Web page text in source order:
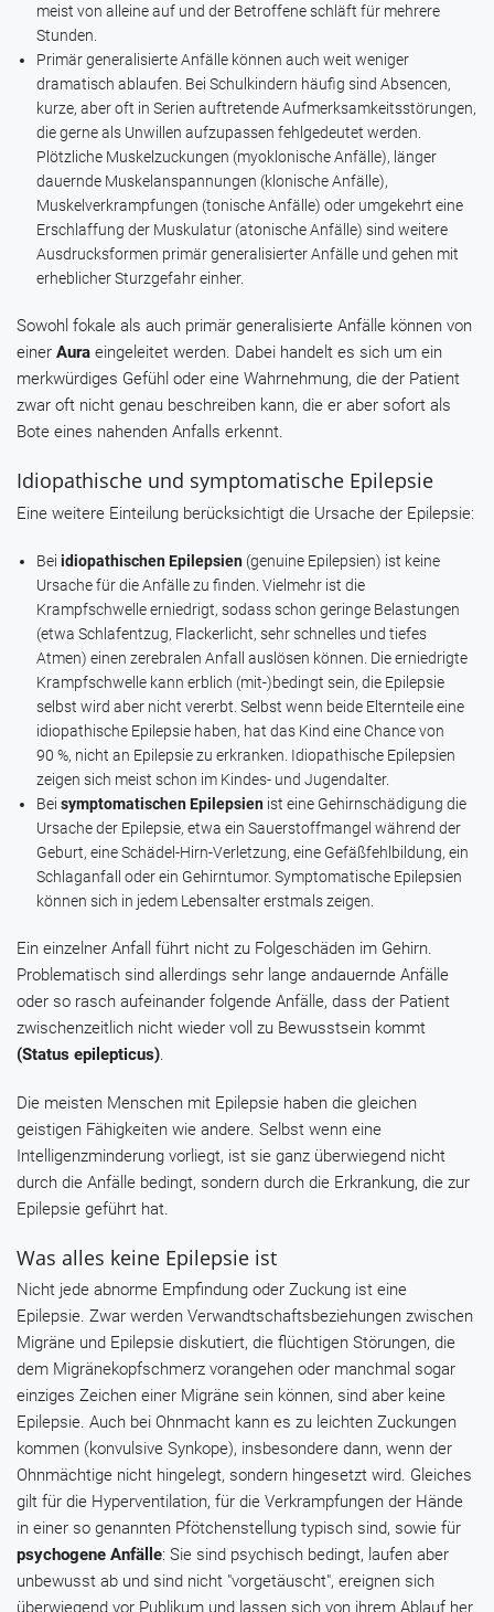
meist von alleine auf und der Betroffene schläft für mehrere
Stunden.
Primär generalisierte Anfälle können auch weit weniger
dramatisch ablaufen. Bei Schulkindern häufig sind Absencen,
kurze, aber oft in Serien auftretende Aufmerksamkeitsstörungen,
die gerne als Unwillen aufzupassen fehlgedeutet werden.
Plötzliche Muskelzuckungen (myoklonische Anfälle), länger
dauernde Muskelanspannungen (klonische Anfälle),
Muskelverkrampfungen (tonische Anfälle) oder umgekehrt eine
Erschlaffung der Muskulatur (atonische Anfälle) sind weitere
Ausdrucksformen primär generalisierter Anfälle und gehen mit
erheblicher Sturzgefahr einher.
Sowohl fokale als auch primär generalisierte Anfälle können von
einer Aura eingeleitet werden. Dabei handelt es sich um ein
merkwürdiges Gefühl oder eine Wahrnehmung, die der Patient
zwar oft nicht genau beschreiben kann, die er aber sofort als
Bote eines nahenden Anfalls erkennt.
Idiopathische und symptomatische Epilepsie
Eine weitere Einteilung berücksichtigt die Ursache der Epilepsie:
Bei idiopathischen Epilepsien(genuine Epilepsien) ist keine
Ursache für die Anfälle zu finden. Vielmehr ist die
Krampfschwelle erniedrigt, sodass schon geringe Belastungen
(etwa Schlafentzug, Flackerlicht, sehr schnelles und tiefes
Atmen) einen zerebralen Anfall auslösen können. Die erniedrigte
Krampfschwelle kann erblich (mit-)bedingt sein, die Epilepsie
selbst wird aber nicht vererbt. Selbst wenn beide Elternteile eine
idiopathische Epilepsie haben, hat das Kind eine Chance von
90 %, nicht an Epilepsie zu erkranken. Idiopathische Epilepsien
zeigen sich meist schon im Kindes- und Jugendalter.
Bei symptomatischen Epilepsienist eine Gehirnschädigung die
Ursache der Epilepsie, etwa ein Sauerstoffmangel während der
Geburt, eine Schädel-Hirn-Verletzung, eine Gefäßfehlbildung, ein
Schlaganfall oder ein Gehirntumor. Symptomatische Epilepsien
können sich in jedem Lebensalter erstmals zeigen.
Ein einzelner Anfall führt nicht zu Folgeschäden im Gehirn.
Problematisch sind allerdings sehr lange andauernde Anfälle
oder so rasch aufeinander folgende Anfälle, dass der Patient
zwischenzeitlich nicht wieder voll zu Bewusstsein kommt
(Status epilepticus)
Die meisten Menschen mit Epilepsie haben die gleichen
geistigen Fähigkeiten wie andere. Selbst wenn eine
Intelligenzminderung vorliegt, ist sie ganz überwiegend nicht
durch die Anfälle bedingt, sondern durch die Erkrankung, die zur
Epilepsie geführt hat.
Was alles keine Epilepsie ist
Nicht jede abnorme Empfindung oder Zuckung ist eine
Epilepsie. Zwar werden Verwandtschaftsbeziehungen zwischen
Migräne und Epilepsie diskutiert, die flüchtigen Störungen, die
dem Migränekopfschmerz vorangehen oder manchmal sogar
einziges Zeichen einer Migräne sein können, sind aber keine
Epilepsie. Auch bei Ohnmacht kann es zu leichten Zuckungen
kommen (konvulsive Synkope), insbesondere dann, wenn der
Ohnmächtige nicht hingelegt, sondern hingesetzt wird. Gleiches
gilt für die Hyperventilation, für die Verkrampfungen der Hände
in einer so genannten Pfötchenstellung typisch sind, sowie für
psychogene Anfälle: Sie sind psychisch bedingt, laufen aber
unbewusst ab und sind nicht "vorgetäuscht", ereignen sich
überwiegend vor Publikum und lassen sich von ihrem Ablauf her